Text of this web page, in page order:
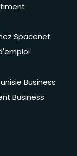
Spacenet
Business
Business